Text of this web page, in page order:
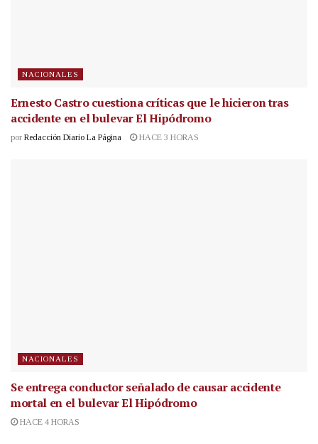
NACIONALES
Ernesto Castro cuestiona críticas que le hicieron tras
accidente en el bulevar El Hipódromo
por Redacción Diario La Página HACE 3 HORAS
NACIONALES
Se entrega conductor señalado de causar accidente
mortal en el bulevar El Hipódromo
HACE 4 HORAS